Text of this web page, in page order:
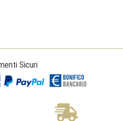
Sicuri